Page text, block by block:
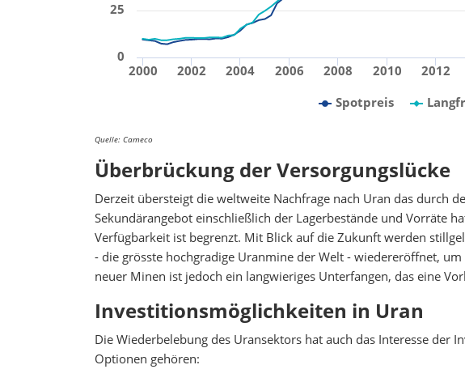
Spotpreis
2000 2002 2004 2006 2008 2010 2012
0
25
Quelle: Cameco
Überbrückung der Versorgungslücke
Derzeit übersteigt die weltweite Nachfrage nach Uran das durch
Sekundärangebot einschließlich der Lagerbestände und Vorräte
Verfügbarkeit ist begrenzt. Mit Blick auf die Zukunft werden
- die grösste hochgradige Uranmine der Welt - wiedereröffnet,
neuer Minen ist jedoch ein langwieriges Unterfangen, das eine
Investitionsmöglichkeiten in Uran
Die Wiederbelebung des Uransektors hat auch das Interesse der
Optionen gehören: